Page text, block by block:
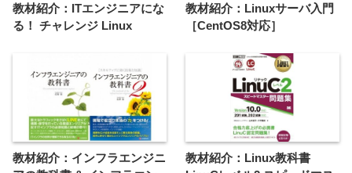
教材紹介：ITエンジニアにな
る！ チャレンジ Linux
教材紹介：Linuxサーバ入門
［CentOS8対応］
教材紹介：インフラエンジニ
教材紹介：Linux教科書